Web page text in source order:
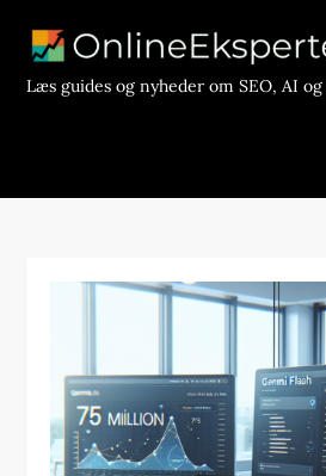
contentLæs guides og nyheder om SEO, AI